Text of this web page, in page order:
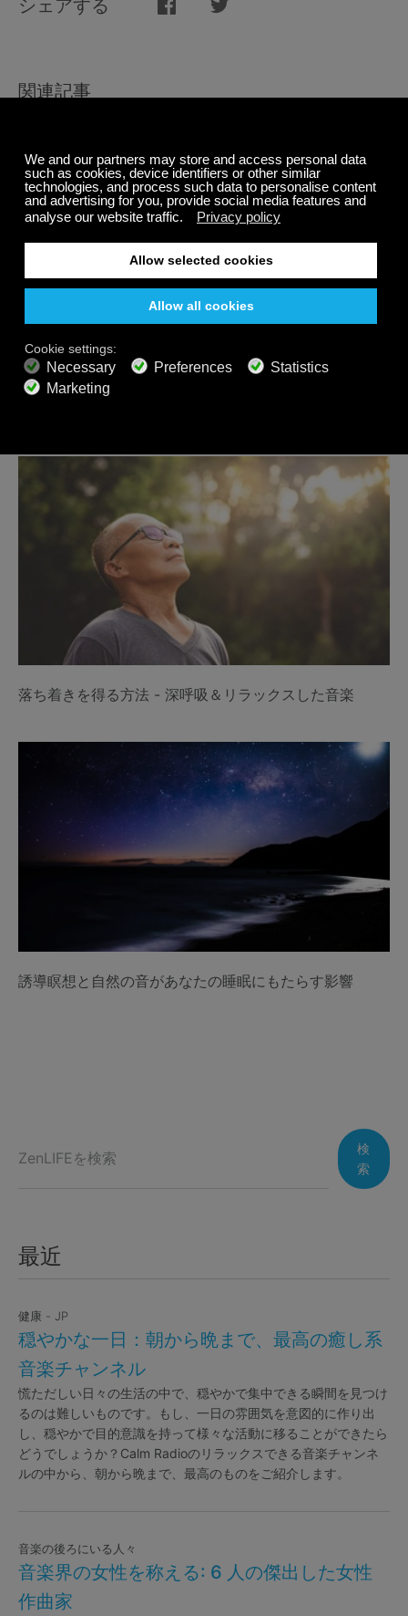
シェアする
関連記事
Calm Radioからの集中のための7つの勉強ガイドと音楽
落ち着きを得る方法 - 深呼吸＆リラックスした音楽
誘導瞑想と自然の音があなたの睡眠にもたらす影響
検
索
最近
健康 - JP
穏やかな一日：朝から晩まで、最高の癒し系
音楽チャンネル
慌ただしい日々の生活の中で、穏やかで集中できる瞬間を見つけ
るのは難しいものです。もし、一日の雰囲気を意図的に作り出
し、穏やかで目的意識を持って様々な活動に移ることができたら
どうでしょうか？Calm Radioのリラックスできる音楽チャンネ
ルの中から、朝から晩まで、最高のものをご紹介します。
音楽の後ろにいる人々
音楽界の女性を称える: 6 人の傑出した女性
作曲家